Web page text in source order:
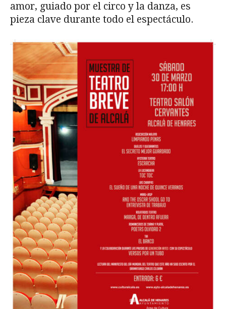
amor, guiado por el circo y la danza, es
pieza clave durante todo el espectáculo.